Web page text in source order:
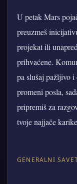
U petak Mars
preuzmeš
projekat ili
prihvaćene.
pa slušaj pažljivo
promeni posla,
pripremiš za
tvoje najjače
GENERALNI